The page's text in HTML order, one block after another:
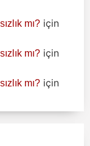
mı? için
mı? için
mı? için